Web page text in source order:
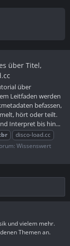
über Titel,
über
Leitfaden werden
befassen,
hört oder teilt.
Interpret bis hin...
disco-load.cc
Wissenswert
und vielem mehr.
Themen an.